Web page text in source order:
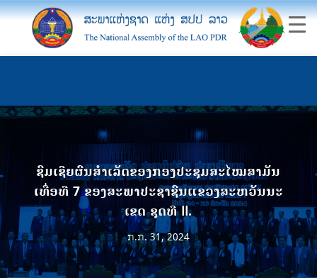
ຊົມເຊີຍຜົນສໍາເລັດຂອງກອງປະຊຸມສະໄໝສາມັນ
ເທື່ອທີ 7 ຂອງສະພາປະຊາຊົນແຂວງສະຫວັນນະ
ເຂດ ຊຸດທີ II.
ກ.ກ. 31, 2024